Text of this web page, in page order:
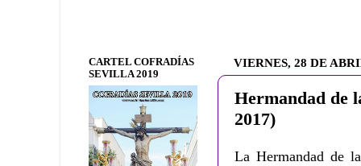
VIERNES, 28 DE
Hermandad de
2017)
La Hermandad de
CARTEL COFRADÍAS
SEVILLA 2019